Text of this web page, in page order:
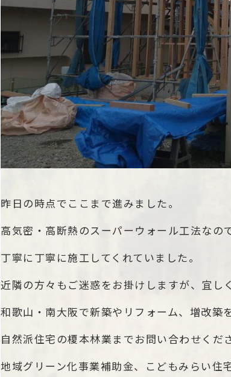
昨日の時点でここまで進みました。
高気密・高断熱のスーパーウォール工法なの
丁寧に丁寧に施工してくれていました。
近隣の方々もご迷惑をお掛けしますが、宜し
和歌山・南大阪で新築やリフォーム、増改築
自然派住宅の榎本林業までお問い合わせくだ
地域グリーン化事業補助金、こどもみらい住